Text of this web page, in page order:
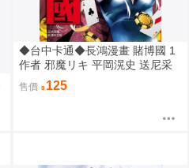
◆台中卡通◆長鴻漫畫 賭博國 1
作者 邪魔リキ 平岡滉史 送尼采
書套
售價 125